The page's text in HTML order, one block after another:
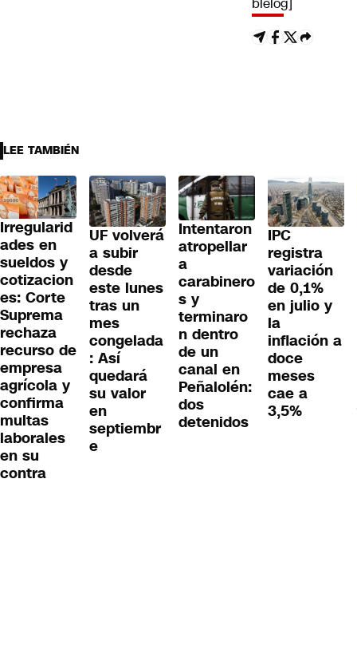
LEE TAMBIÉN
Irregularid
ades en
sueldos y
cotizacion
es: Corte
Suprema
rechaza
recurso de
empresa
agrícola y
confirma
multas
laborales
en su
contra
UF volverá
a subir
desde
este lunes
tras un
mes
congelada
: Así
quedará
su valor
en
septiembr
e
Intentaron
atropellar
a
carabinero
s y
terminaro
n dentro
de un
canal en
Peñalolén:
dos
detenidos
IPC
registra
variación
de 0,1%
en julio y
la
inflación a
doce
meses
cae a
3,5%